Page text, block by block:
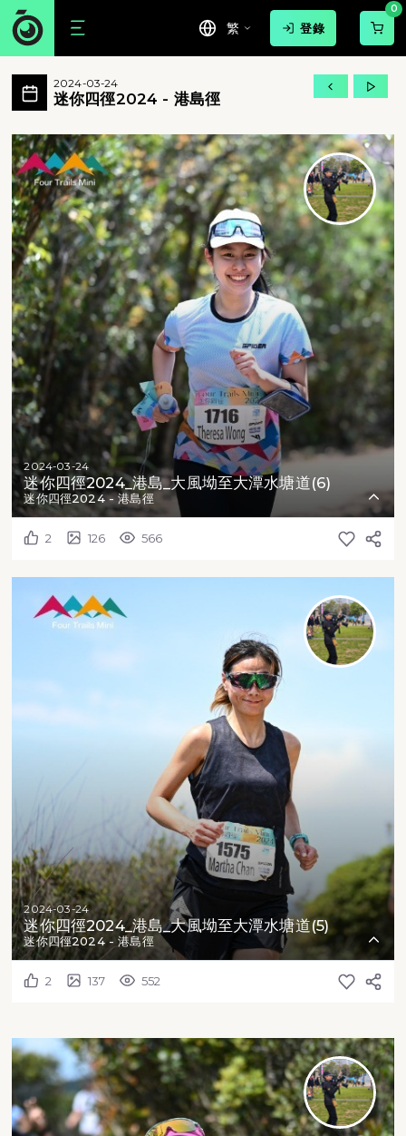
繁 登錄
0
迷你四徑2024 - 港島徑 活動相簿
迷你四徑2024 - 港島徑 所有相片
迷你四徑2024 - 港島徑 - 迷你四徑2024 - 港島徑
2024-03-24
迷你四徑2024 - 港島徑
2024-03-24
迷你四徑2024_港島_大風坳至大潭水塘道(6)
迷你四徑2024 - 港島徑
2 126 566
2024-03-24
迷你四徑2024_港島_大風坳至大潭水塘道(5)
迷你四徑2024 - 港島徑
2 137 552